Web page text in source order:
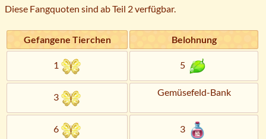
Diese Fangquoten sind ab Teil 2 verfügbar.
Gefangene Tierchen Belohnung
1 5
3 Gemüsefeld-Bank
6 3